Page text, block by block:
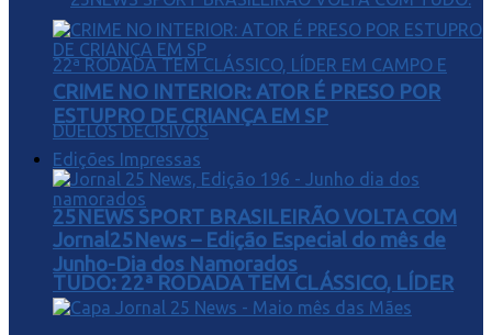
25NEWS SPORT BRASILEIRÃO VOLTA COM
TUDO: 22ª RODADA TEM CLÁSSICO, LÍDER
CRIME NO INTERIOR: ATOR É PRESO POR
ESTUPRO DE CRIANÇA EM SP
Edições Impressas
Jornal25News – Edição Especial do mês de
Junho-Dia dos Namorados